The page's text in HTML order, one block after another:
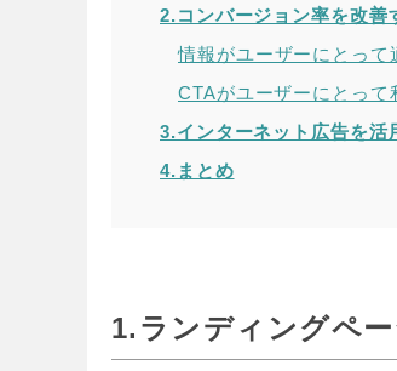
2.コンバージョン率を改善
情報がユーザーにとっ
CTAがユーザーにとって
3.インターネット広告を活
4.まとめ
1. ランディングペ